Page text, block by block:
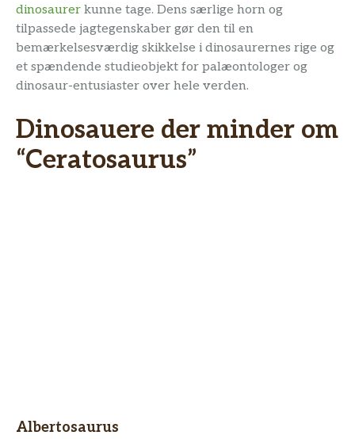
dinosaurer kunne tage. Dens særlige horn og
tilpassede jagtegenskaber gør den til en
bemærkelsesværdig skikkelse i dinosaurernes rige og
et spændende studieobjekt for palæontologer og
dinosaur-entusiaster over hele verden.
Dinosauere der minder om
“Ceratosaurus”
Albertosaurus